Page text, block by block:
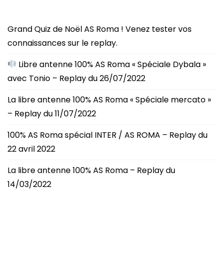
Grand Quiz de Noël AS Roma ! Venez tester vos
connaissances sur le replay.
Libre antenne 100% AS Roma « Spéciale Dybala »
avec Tonio – Replay du 26/07/2022
La libre antenne 100% AS Roma « Spéciale mercato »
– Replay du 11/07/2022
100% AS Roma spécial INTER / AS ROMA – Replay du
22 avril 2022
La libre antenne 100% AS Roma – Replay du
14/03/2022